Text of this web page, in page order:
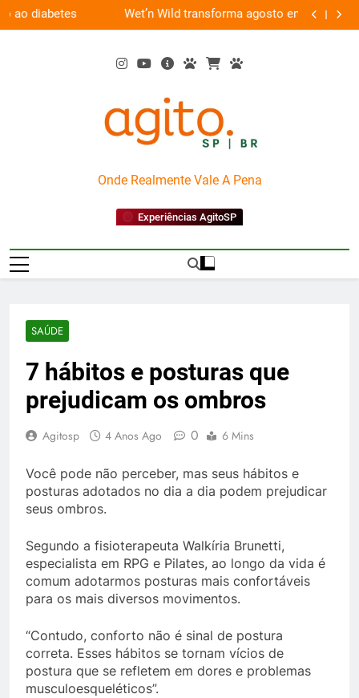
Skip
to
Wet’n Wild transforma agosto em um mês de
diversão e conexão
“Led
AgitoSP
Onde Realmente Vale A Pena
Experiências AgitoSP
SAÚDE
7 hábitos e posturas que
prejudicam os ombros
Agitosp 4 Anos Ago 0 6 Mins
Você pode não perceber, mas seus hábitos e
posturas adotados no dia a dia podem prejudicar
seus ombros.
Segundo a fisioterapeuta Walkíria Brunetti,
especialista em RPG e Pilates, ao longo da vida é
comum adotarmos posturas mais confortáveis
para os mais diversos movimentos.
“Contudo, conforto não é sinal de postura
correta. Esses hábitos se tornam vícios de
postura que se refletem em dores e problemas
musculoesqueléticos”.